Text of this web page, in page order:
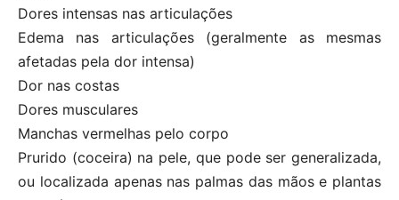
Dores intensas nas articulações
Edema nas articulações (geralmente as mesmas
afetadas pela dor intensa)
Dor nas costas
Dores musculares
Manchas vermelhas pelo corpo
Prurido (coceira) na pele, que pode ser generalizada,
ou localizada apenas nas palmas das mãos e plantas